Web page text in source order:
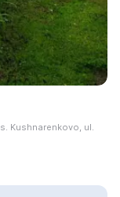
Kushnarenkovo, ul.